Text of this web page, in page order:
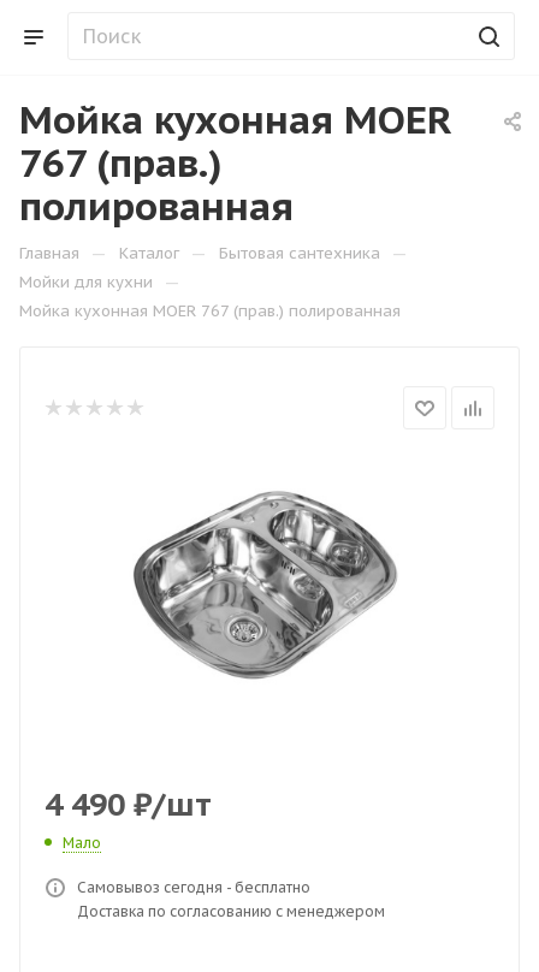
Мойка кухонная MOER
767 (прав.)
полированная
Главная — Каталог — Бытовая сантехника —
Мойки для кухни —
Мойка кухонная MOER 767 (прав.) полированная
4 490 ₽/шт
Мало
Самовывоз сегодня - бесплатно
Доставка по согласованию с менеджером